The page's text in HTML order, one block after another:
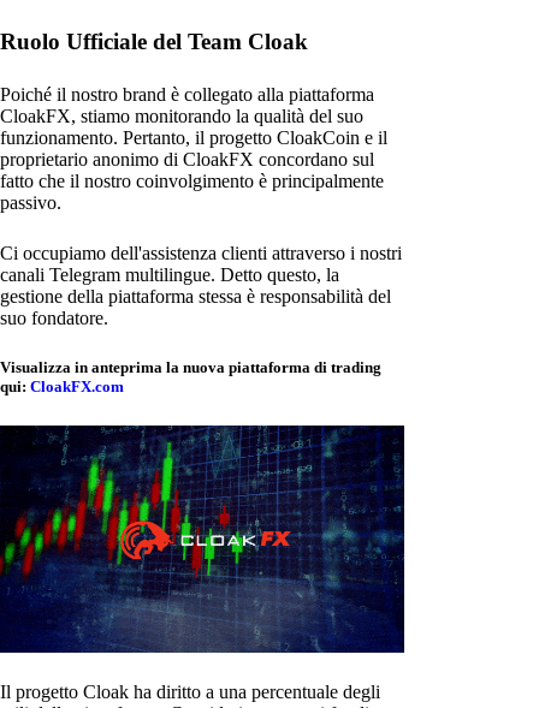
Ruolo Ufficiale del Team Cloak
Poiché il nostro brand è collegato alla piattaforma
CloakFX, stiamo monitorando la qualità del suo
funzionamento. Pertanto, il progetto CloakCoin e il
proprietario anonimo di CloakFX concordano sul
fatto che il nostro coinvolgimento è principalmente
passivo.
Ci occupiamo dell'assistenza clienti attraverso i nostri
canali Telegram multilingue. Detto questo, la
gestione della piattaforma stessa è responsabilità del
suo fondatore.
Visualizza in anteprima la nuova piattaforma di trading
qui: CloakFX.com
Il progetto Cloak ha diritto a una percentuale degli